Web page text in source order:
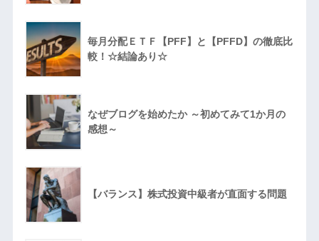
毎月分配ＥＴＦ【PFF】と【PFFD】の徹底比
較！☆結論あり☆
なぜブログを始めたか ～初めてみて1か月の
感想～
【バランス】株式投資中級者が直面する問題